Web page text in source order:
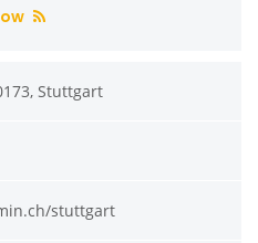
Stuttgart
stuttgart